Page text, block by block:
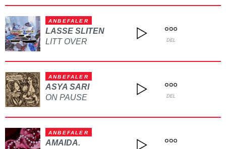
ANBEFALER
LASSE SLITEN
LITT OVER
DEL
ANBEFALER
ASYA SARI
ON PAUSE
DEL
ANBEFALER
AMAIDA.